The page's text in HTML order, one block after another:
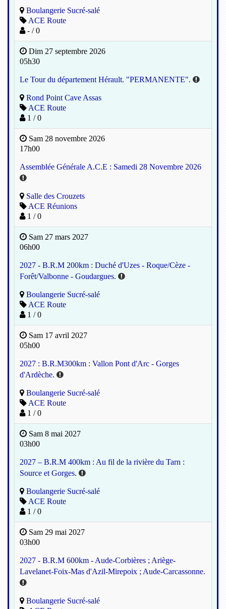
Boulangerie Sucré-salé
ACE Route
- / 0
Dim 27 septembre 2026
05h30
Le Tour du département Hérault. "PERMANENTE".
Rond Point Cave Assas
ACE Route
1 / 0
Sam 28 novembre 2026
17h00
Assemblée Générale A.C.E : Samedi 28 Novembre 2026
Salle des Crouzets
ACE Réunions
1 / 0
Sam 27 mars 2027
06h00
2027 - B.R.M 200km : Duché d'Uzes - Roque/Cèze -
Forêt/Valbonne - Goudargues.
Boulangerie Sucré-salé
ACE Route
1 / 0
Sam 17 avril 2027
05h00
2027 : B.R.M300km : Vallon Pont d'Arc - Gorges
d'Ardèche.
Boulangerie Sucré-salé
ACE Route
1 / 0
Sam 8 mai 2027
03h00
2027 – B.R.M 400km : Au fil de la rivière du Tarn :
Source et Gorges.
Boulangerie Sucré-salé
ACE Route
1 / 0
Sam 29 mai 2027
03h00
2027 - B.R.M 600km - Aude-Corbières ; Ariège-
Lavelanet-Foix-Mas d'Azil-Mirepoix ; Aude-Carcassonne.
Boulangerie Sucré-salé